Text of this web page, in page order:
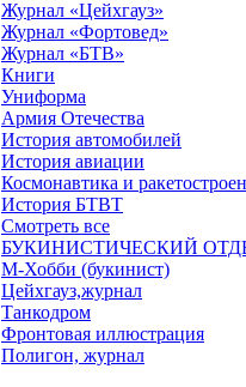
Журнал «Цейхгауз»
Журнал «Фортовед»
Журнал «БТВ»
Книги
Униформа
Армия Отечества
История автомобилей
История авиации
Космонавтика и
История БТВТ
Смотреть все
БУКИНИСТИЧЕСКИЙ
М-Хобби (букинист)
Цейхгауз,журнал
Танкодром
Фронтовая иллюстрация
Полигон, журнал